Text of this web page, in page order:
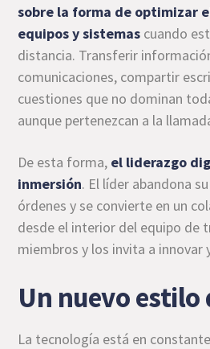
sobre la forma de optimizar
equipos y sistemas cuando
distancia. Transferir
comunicaciones, compartir
cuestiones que no dominan
aunque pertenezcan a la
De esta forma, el liderazgo
inmersión. El líder abandona
órdenes y se convierte en un
desde el interior del equipo de
miembros y los invita a innovar
Un nuevo
La tecnología está en